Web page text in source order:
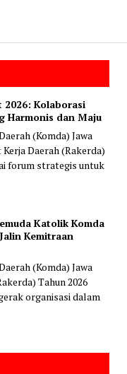
2026: Kolaborasi
Harmonis dan Maju
(Komda) Jawa
Daerah (Rakerda)
forum strategis untuk
Katolik Komda
Kemitraan
(Komda) Jawa
Tahun 2026
organisasi dalam